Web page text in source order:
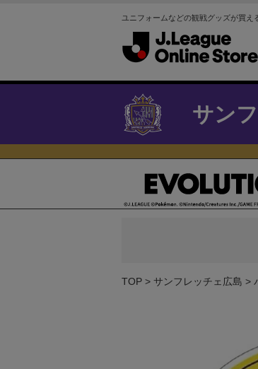
ユニフォームなどの観戦グッズが買
サン
TOP サンフレッチェ広島